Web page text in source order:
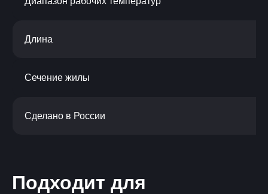
Длина
Сечение жилы
Сделано в России
Подходит для